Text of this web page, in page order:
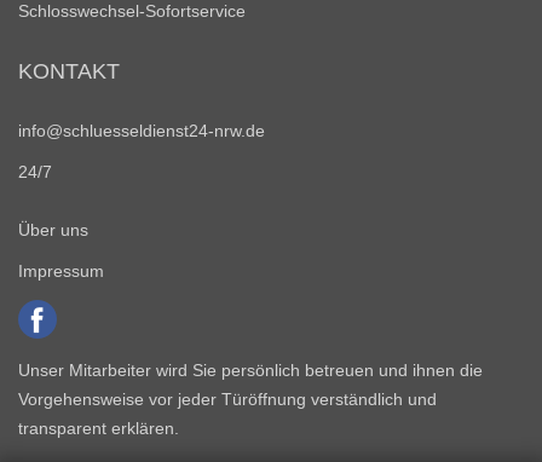
Schlosswechsel-Sofortservice
KONTAKT
info@schluesseldienst24-nrw.de
24/7
Über uns
Impressum
Unser Mitarbeiter wird Sie persönlich betreuen und ihnen die
Vorgehensweise vor jeder Türöffnung verständlich und
transparent erklären.